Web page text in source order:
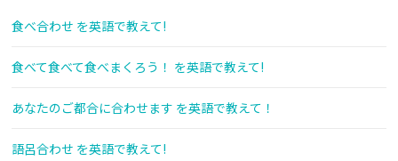
食べ合わせ を英語で教えて!
食べて食べて食べまくろう！ を英語で教えて!
あなたのご都合に合わせます を英語で教えて！
語呂合わせ を英語で教えて!